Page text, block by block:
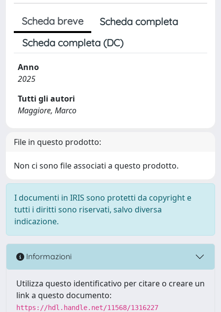
Scheda breve
Scheda completa
Scheda completa (DC)
Anno
2025
Tutti gli autori
Maggiore, Marco
File in questo prodotto:
Non ci sono file associati a questo prodotto.
I documenti in IRIS sono protetti da copyright e
tutti i diritti sono riservati, salvo diversa
indicazione.
Informazioni
Utilizza questo identificativo per citare o creare un
link a questo documento:
https://hdl.handle.net/11568/1316227